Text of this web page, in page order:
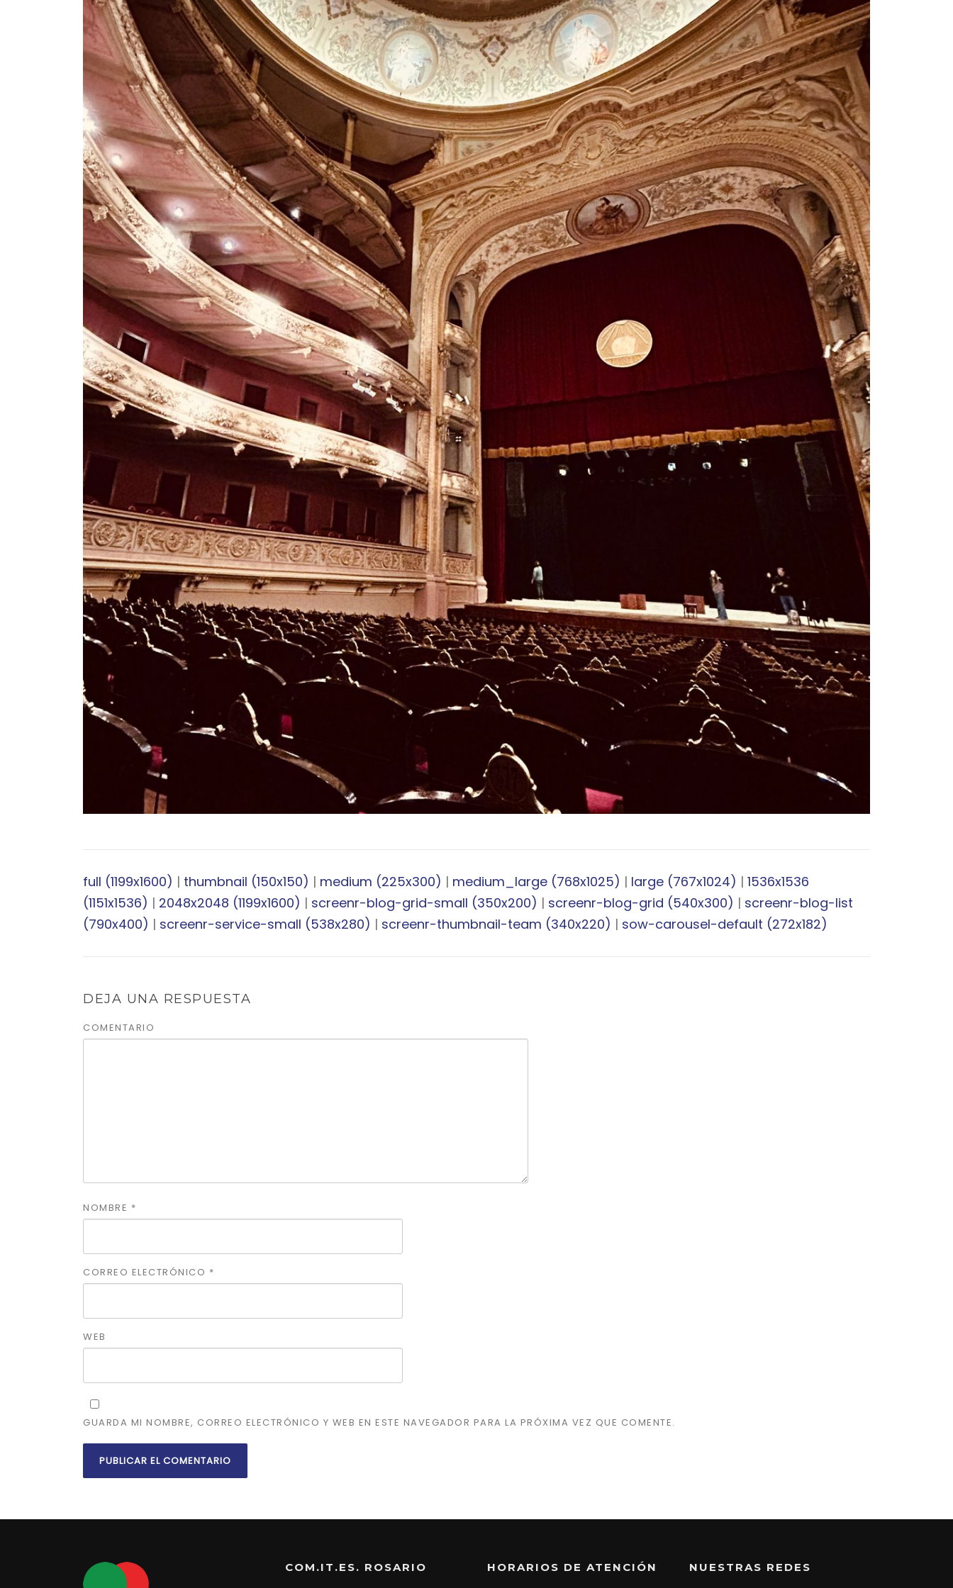
full (1199x1600) | thumbnail (150x150) | medium (225x300) | medium_large (768x1025) | large (767x1024) | 1536x1536
(1151x1536) | 2048x2048 (1199x1600) | screenr-blog-grid-small (350x200) | screenr-blog-grid (540x300) | screenr-blog-list
(790x400) | screenr-service-small (538x280) | screenr-thumbnail-team (340x220) | sow-carousel-default (272x182)
DEJA UNA RESPUESTA
COMENTARIO
NOMBRE *
CORREO ELECTRÓNICO *
WEB
GUARDA MI NOMBRE, CORREO ELECTRÓNICO Y WEB EN ESTE NAVEGADOR PARA LA PRÓXIMA VEZ QUE COMENTE.
COM.IT.ES. ROSARIO HORARIOS DE ATENCIÓN NUESTRAS REDES